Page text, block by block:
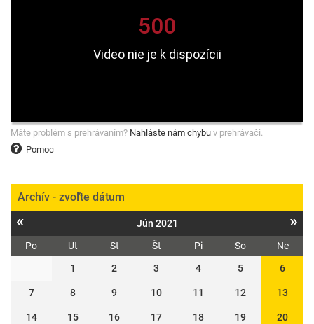
Pomoc
Máte problém s prehrávaním? Nahláste nám chybu v prehrávači.
Archív - zvoľte dátum
« Jún 2021 »
Po Ut St Št Pi So
Ne
1
2 3 4 5 6
7 8 9 10 11 12 13
14 15 16 17 18 19 20